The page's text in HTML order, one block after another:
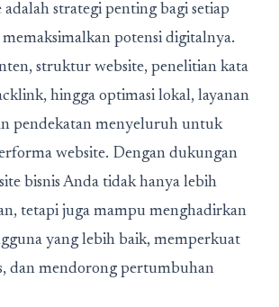
adalah strategi penting bagi setiap
potensi digitalnya.
struktur website, penelitian kata
hingga optimasi lokal, layanan
pendekatan menyeluruh untuk
website. Dengan dukungan
bisnis Anda tidak hanya lebih
tetapi juga mampu menghadirkan
yang lebih baik, memperkuat
dan mendorong pertumbuhan